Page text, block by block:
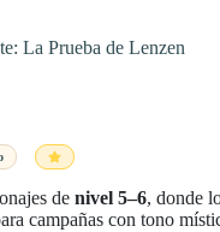
La Prueba de Lenzen
de nivel 5–6, donde
campañas con tono